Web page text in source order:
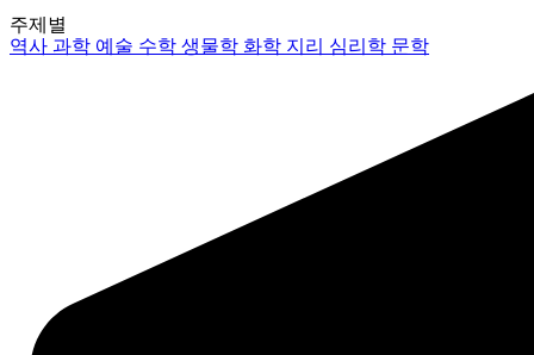
주제별
역사과학 예술 수학생물학 화학 지리 심리학 문학